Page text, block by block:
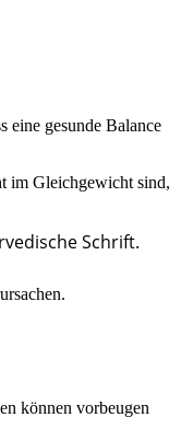
eine gesunde Balance
im Gleichgewicht sind,
Schrift.
können vorbeugen